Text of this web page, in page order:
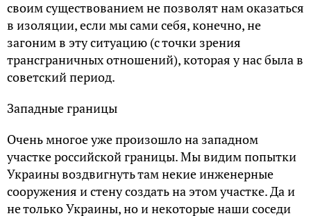
своим существованием не позволят нам оказаться
в изоляции, если мы сами себя, конечно, не
загоним в эту ситуацию (с точки зрения
трансграничных отношений), которая у нас была в
советский период.
Западные границы
Очень многое уже произошло на западном
участке российской границы. Мы видим попытки
Украины воздвигнуть там некие инженерные
сооружения и стену создать на этом участке. Да и
не только Украины, но и некоторые наши соседи